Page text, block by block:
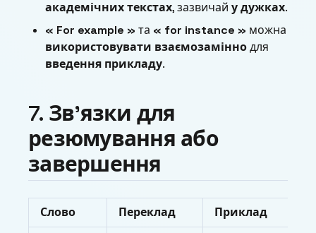
академічних текстах, зазвичай у дужках.
« For example » та « for instance » можна
використовувати взаємозаміннодля
введення прикладу.
7. Зв’язки для
резюмування або
завершення
Слово Переклад Приклад